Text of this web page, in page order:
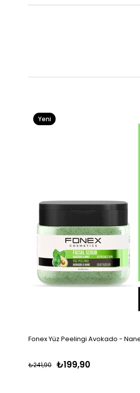
Fonex Yüz Peelingi Avokado -
₺199,90
₺241,90
Yeni